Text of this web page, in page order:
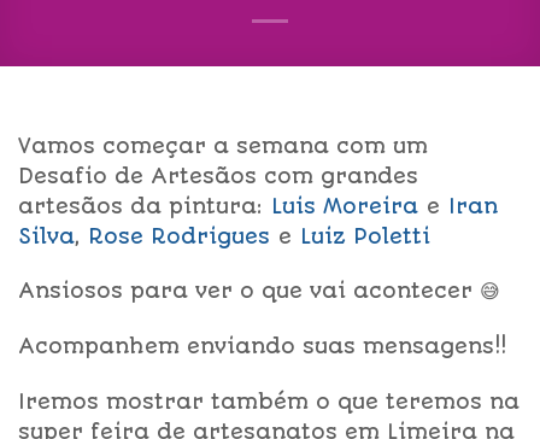
Vamos começar a semana com um
Desafio de Artesãos com grandes
artesãos da pintura: Luis Moreira e Iran
Silva, Rose Rodrigues e Luiz Poletti
Ansiosos para ver o que vai acontecer 😅
Acompanhem enviando suas mensagens!!
Iremos mostrar também o que teremos na
super feira de artesanatos em Limeira na